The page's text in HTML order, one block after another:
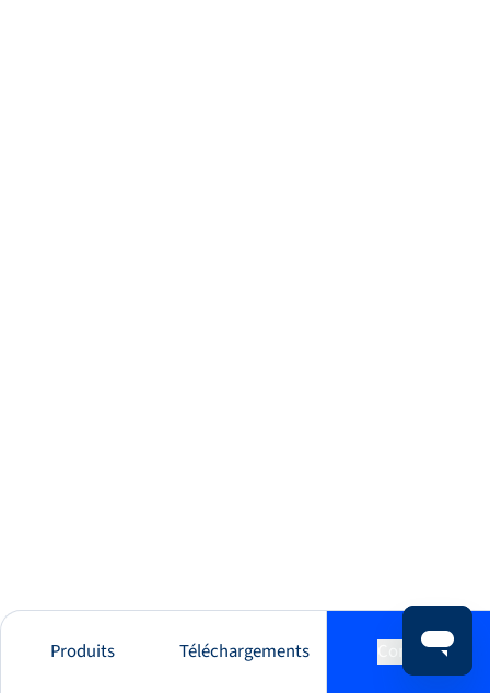
Produits Téléchargements Contact